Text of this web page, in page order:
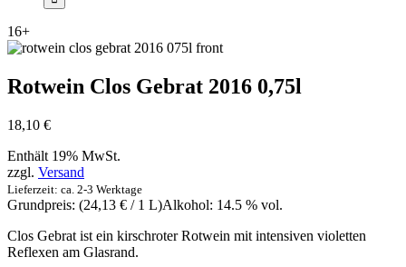
16+
Rotwein Clos Gebrat 2016 0,75l
18,10 €
Enthält 19% MwSt.
zzgl. Versand
Lieferzeit: ca. 2-3 Werktage
Grundpreis: (24,13 € / 1 L)Alkohol: 14.5 % vol.
Clos Gebrat ist ein kirschroter Rotwein mit intensiven violetten
Reflexen am Glasrand.